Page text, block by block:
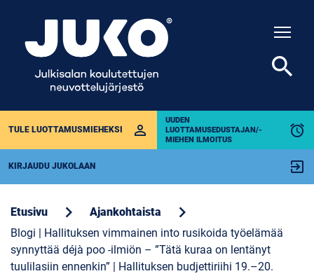
TULE LUOTTAMUSMIEHEKSI perm_identity
UUDEN
LUOTTAMUSEDUSTAJAN/-
MIEHEN ILMOITUS
alarm
KIRJAUDU JUKOLAAN exit_to_app
search
Etusivu chevron_right Ajankohtaista chevron_right
Blogi | Hallituksen vimmainen into rusikoida työelämää
synnyttää déjà poo -ilmiön – ”Tätä kuraa on lentänyt
tuulilasiin ennenkin” | Hallituksen budjettiriihi 19.–20.